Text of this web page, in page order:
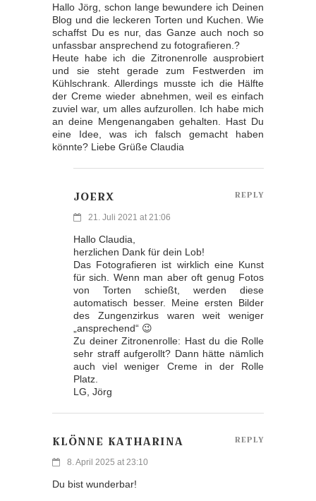
Hallo Jörg, schon lange bewundere ich Deinen
Blog und die leckeren Torten und Kuchen. Wie
schaffst Du es nur, das Ganze auch noch so
unfassbar ansprechend zu fotografieren.?
Heute habe ich die Zitronenrolle ausprobiert
und sie steht gerade zum Festwerden im
Kühlschrank. Allerdings musste ich die Hälfte
der Creme wieder abnehmen, weil es einfach
zuviel war, um alles aufzurollen. Ich habe mich
an deine Mengenangaben gehalten. Hast Du
eine Idee, was ich falsch gemacht haben
könnte? Liebe Grüße Claudia
JOERX
21. Juli 2021 at 21:06
Hallo Claudia,
herzlichen Dank für dein Lob!
Das Fotografieren ist wirklich eine Kunst
für sich. Wenn man aber oft genug Fotos
von Torten schießt, werden diese
automatisch besser. Meine ersten Bilder
des Zungenzirkus waren weit weniger
„ansprechend“ 😉
Zu deiner Zitronenrolle: Hast du die Rolle
sehr straff aufgerollt? Dann hätte nämlich
auch viel weniger Creme in der Rolle
Platz.
LG, Jörg
REPLY
KLÖNNE KATHARINA
8. April 2025 at 23:10
Du bist wunderbar!
REPLY